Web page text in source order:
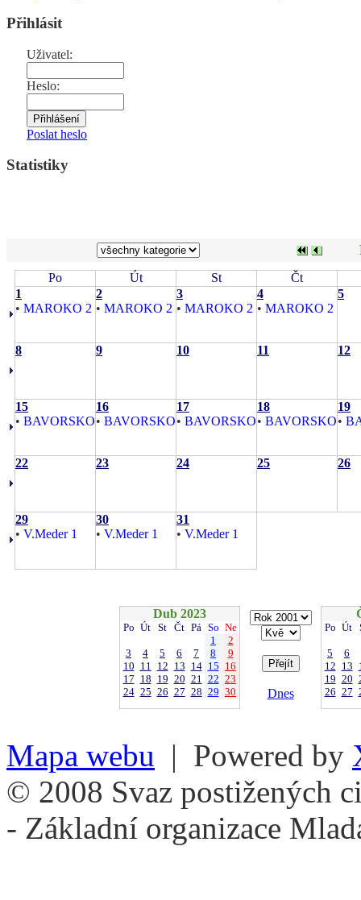
Přihlásit
Uživatel:
Heslo:
Poslat heslo
Statistiky
Po Út St
Čt
1
• MAROKO 2
2
• MAROKO 2
3
• MAROKO 2
4
• MAROKO 2
5
8 9 10 11 12
15
• BAVORSKO
16
• BAVORSKO
17
• BAVORSKO
18
• BAVORSKO
19
•
22 23 24 25 26
29
• V.Meder 1
30
• V.Meder 1
31
• V.Meder 1
Dub 2023
Po Út St Čt Pá So Ne
1
2
3
4 5 6 7 8
9
10 11 12 13 14 15 16
17 18 19 20 21 22 23
24 25 26 27 28 29 30 Dnes
Po Út
5
6
12 13
19 20
26 27
Mapa webu | Powered by
© 2008 Svaz postižených
- Základní organizace